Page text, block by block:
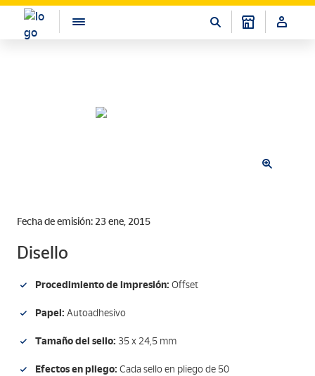
Fecha de emisión: 23 ene, 2015
Disello
Procedimiento de impresión: Offset
Papel: Autoadhesivo
Tamaño del sello: 35 x 24,5 mm
Efectos en pliego: Cada sello en pliego de 50